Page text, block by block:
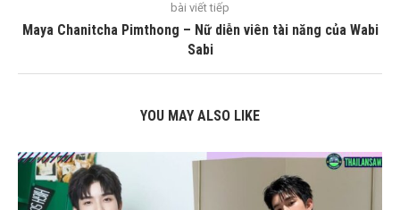
bài viết tiếp
Maya Chanitcha Pimthong – Nữ diễn viên tài năng của Wabi
Sabi
YOU MAY ALSO LIKE